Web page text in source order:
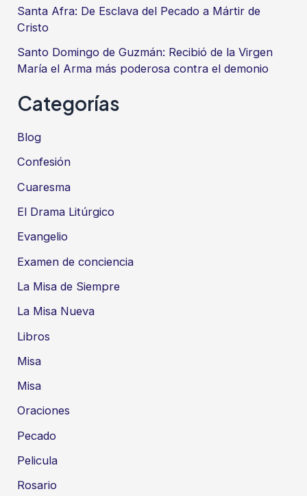
Santa Afra: De Esclava del Pecado a Mártir de
Cristo
Santo Domingo de Guzmán: Recibió de la Virgen
María el Arma más poderosa contra el demonio
Categorías
Blog
Confesión
Cuaresma
El Drama Litúrgico
Evangelio
Examen de conciencia
La Misa de Siempre
La Misa Nueva
Libros
Misa
Misa
Oraciones
Pecado
Pelicula
Rosario